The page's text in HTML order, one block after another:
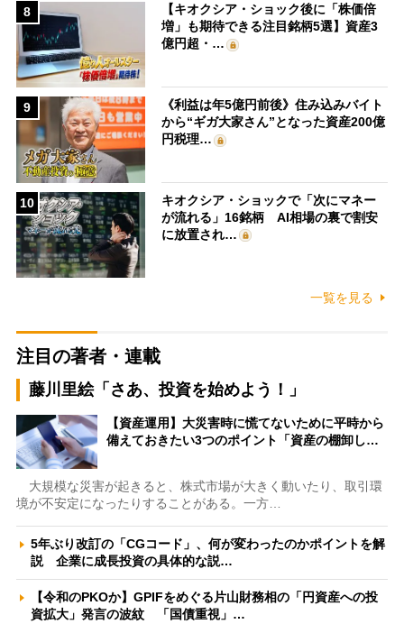
8
【キオクシア・ショック後に「株価倍
増」も期待できる注目銘柄5選】資産3
億円超・…
9
《利益は年5億円前後》住み込みバイト
から“ギガ大家さん”となった資産200億
円税理…
10
キオクシア・ショックで「次にマネー
が流れる」16銘柄 AI相場の裏で割安
に放置され…
一覧を見る
注目の著者・連載
藤川里絵「さあ、投資を始めよう！」
【資産運用】大災害時に慌てないために平時から
備えておきたい3つのポイント「資産の棚卸し…
大規模な災害が起きると、株式市場が大きく動いたり、取引環
境が不安定になったりすることがある。一方…
5年ぶり改訂の「CGコード」、何が変わったのかポイントを解
説 企業に成長投資の具体的な説…
【令和のPKOか】GPIFをめぐる片山財務相の「円資産への投
資拡大」発言の波紋 「国債重視」…